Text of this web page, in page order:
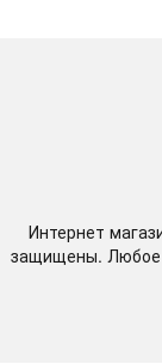
Интернет
защищены. Любое